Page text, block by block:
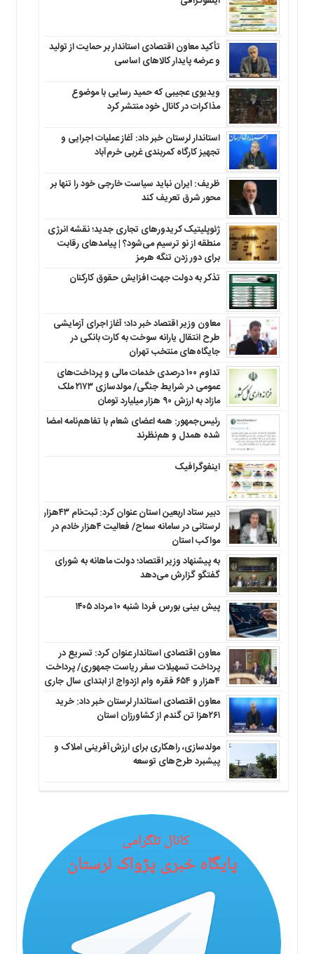
تأکید معاون اقتصادی استاندار بر حمایت از تولید
و عرضه پایدار کالاهای اساسی
ویدیوی عجیبی که حمید رسایی با موضوع
مذاکرات در کانال خود منتشر کرد
استاندار لرستان خبر داد: آغاز عملیات اجرایی و
تجهیز کارگاه کمربندی غربی خرم‌آباد
ظریف: ایران نباید سیاست خارجی خود را تنها بر
محور شرق تعریف کند
ژئوپلیتیک کریدورهای تجاری جدید؛ نقشه انرژی
منطقه‌ از نو ترسیم می‌شود؟ | پیامدهای رقابت
برای دور زدن تنگه هرمز
تذکر به دولت جهت افزایش حقوق کارکنان ‌
معاون وزیر اقتصاد خبر داد؛ آغاز اجرای آزمایشی
طرح انتقال یارانه سوخت به کارت بانکی در
جایگاه‌های منتخب تهران
تداوم ۱۰۰ درصدی خدمات مالی و پرداخت‌های
عمومی در شرایط جنگی/ مولدسازی ۲۱۷۳ ملک
مازاد به ارزش ۹۰ هزار میلیارد تومان
رئیس‌جمهور: همه اعضای شعام با تفاهم‌نامه امضا
شده همدل و هم‌نظرند
اینفوگرافیک
دبیر ستاد اربعین استان عنوان کرد: ثبت‌نام ۴۳هزار
لرستانی در سامانه سماح/ فعالیت ۴هزار خادم در
مواکب استان
به پیشنهاد وزیر اقتصاد؛ دولت ماهانه به شورای
گفتگو گزارش می‌دهد
پیش بینی بورس فردا شنبه ۱۰ مرداد ۱۴۰۵
معاون اقتصادی استاندار عنوان کرد: تسریع در
پرداخت تسهیلات سفر ریاست جمهوری/ پرداخت
۴هزار و ۶۵۴ فقره وام ازدواج از ابتدای سال جاری
معاون اقتصادی استاندار لرستان خبر داد: خرید
۲۶۱هزا تن گندم از کشاورزان استان
مولدسازی، راهکاری برای ارزش‌آفرینی املاک و
پیشبرد طرح‌های توسعه